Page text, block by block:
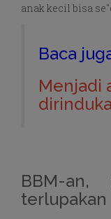
anak kecil bisa
Baca
Menjadi
BBM-
terlupakan